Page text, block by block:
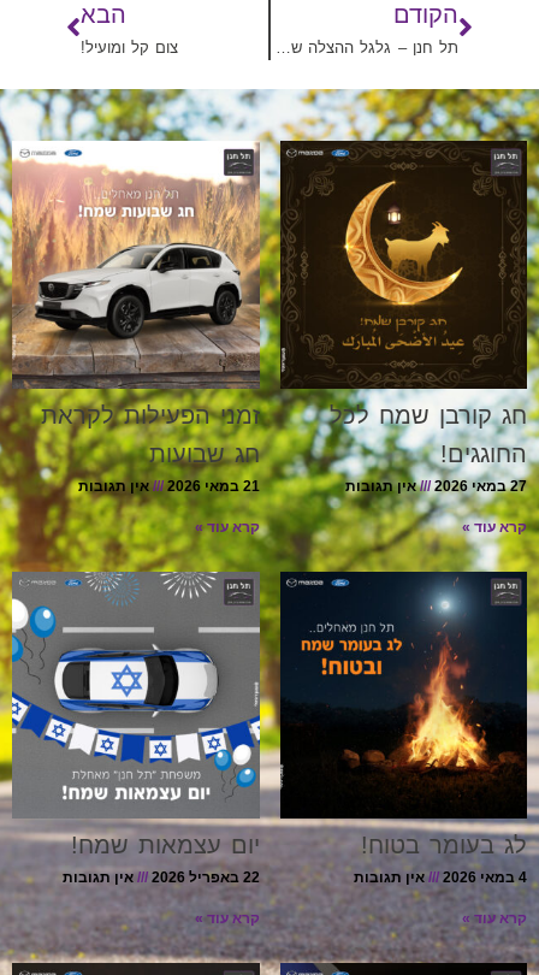
הקודם
תל חנן – גלגל ההצלה שלכם!
הבא
צום קל ומועיל!
חג קורבן שמח לכל
החוגגים!
27 במאי 2026 אין תגובות
קרא עוד »
זמני הפעילות לקראת
חג שבועות
21 במאי 2026 אין תגובות
קרא עוד »
לג בעומר בטוח!
4 במאי 2026 אין תגובות
קרא עוד »
יום עצמאות שמח!
22 באפריל 2026 אין תגובות
קרא עוד »